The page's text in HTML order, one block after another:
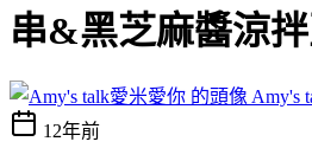
串&黑芝麻醬涼
Amy's
12年前